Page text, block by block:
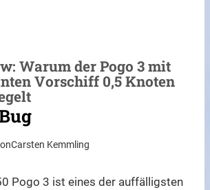
Warum der Pogo 3 mit
Vorschiff 0,5 Knoten
Carsten Kemmling
Pogo 3 ist eines der auffälligsten